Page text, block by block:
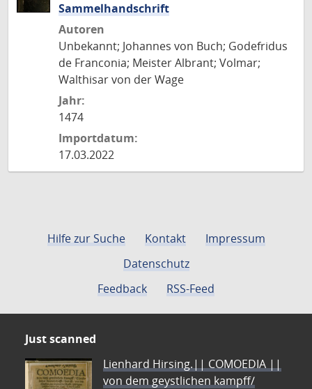
Sammelhandschrift
Autoren
Unbekannt; Johannes von Buch; Godefridus
de Franconia; Meister Albrant; Volmar;
Walthisar von der Wage
Jahr:
1474
Importdatum:
17.03.2022
Hilfe zur Suche Kontakt
Impressum
Datenschutz
Feedback
RSS-Feed
Just scanned
Lienhard Hirsing.|| COMOEDIA ||
von dem geystlichen kampff/